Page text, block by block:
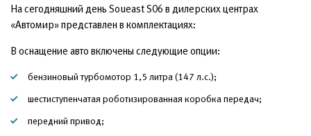
На сегодняшний день Soueast S06 в дилерских центрах
«Автомир» представлен в комплектациях:
В оснащение авто включены следующие опции:
бензиновый турбомотор 1,5 литра (147 л.с.);
шестиступенчатая роботизированная коробка передач;
передний привод;